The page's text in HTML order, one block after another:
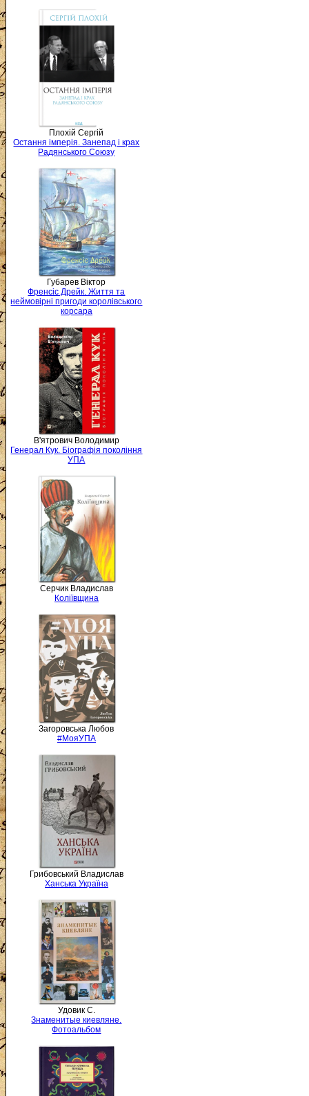
Плохій Сергій
Остання імперія. Занепад і крах
Радянського Союзу
Губарев Віктор
Френсіс Дрейк. Життя та
неймовірні пригоди королівського
корсара
В'ятрович Володимир
Генерал Кук. Біографія покоління
УПА
Серчик Владислав
Коліївщина
Загоровська Любов
#МояУПА
Грибовський Владислав
Ханська Україна
Удовик С.
Знаменитые киевляне.
Фотоальбом